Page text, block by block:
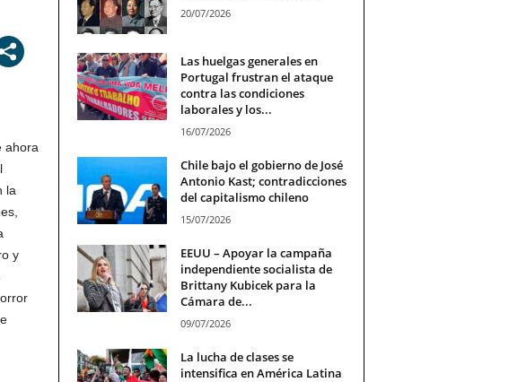
ahora
la
y
20/07/2026
Las huelgas generales en
Portugal frustran el ataque
contra las condiciones
laborales y los...
16/07/2026
Chile bajo el gobierno de José
Antonio Kast; contradicciones
del capitalismo chileno
15/07/2026
EEUU – Apoyar la campaña
independiente socialista de
Brittany Kubicek para la
Cámara de...
09/07/2026
La lucha de clases se
intensifica en América Latina